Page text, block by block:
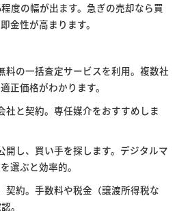
度の幅が出ます。急ぎの売却なら買
金性が高まります。
料の一括査定サービスを利用。複数社
正価格がわかります。
社と契約。専任媒介をおすすめしま
開し、買い手を探します。デジタルマ
選ぶと効率的。
契約。手数料や税金（譲渡所得税な
。